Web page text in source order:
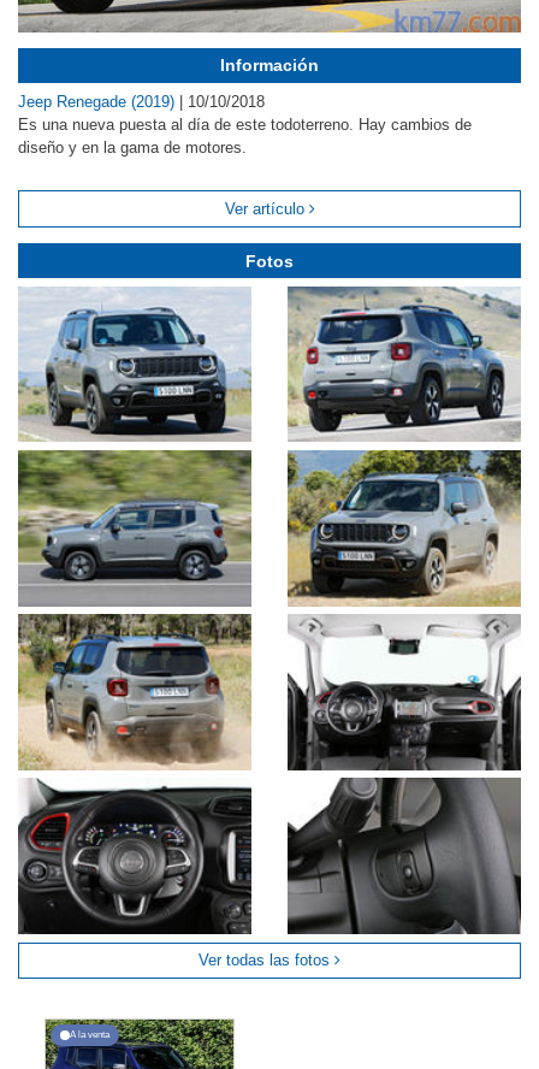
Información
Jeep Renegade (2019)
10/10/2018
Es una nueva puesta al día de este todoterreno. Hay cambios de
diseño y en la gama de motores.
Ver artículo
Fotos
Ver todas las fotos
A la venta